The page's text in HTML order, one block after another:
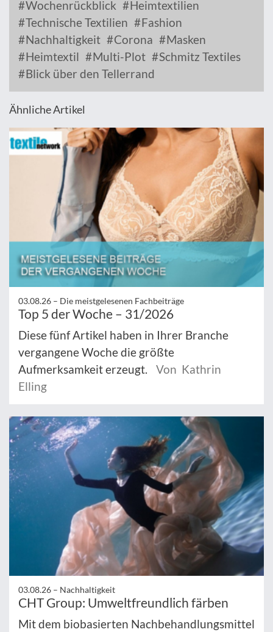
Wochenrückblick
Heimtextilien
Technische Textilien
Fashion
Nachhaltigkeit
Corona
Masken
Heimtextil
Multi-Plot
Schmitz Textiles
Blick über den Tellerrand
Ähnliche Artikel
03.08.26 – Die meistgelesenen Fachbeiträge
Top 5 der Woche – 31/2026
Diese fünf Artikel haben in Ihrer Branche
vergangene Woche die größte
Aufmerksamkeit erzeugt.
Von Kathrin
Elling
03.08.26 – Nachhaltigkeit
CHT Group: Umweltfreundlich färben
Mit dem biobasierten Nachbehandlungsmittel